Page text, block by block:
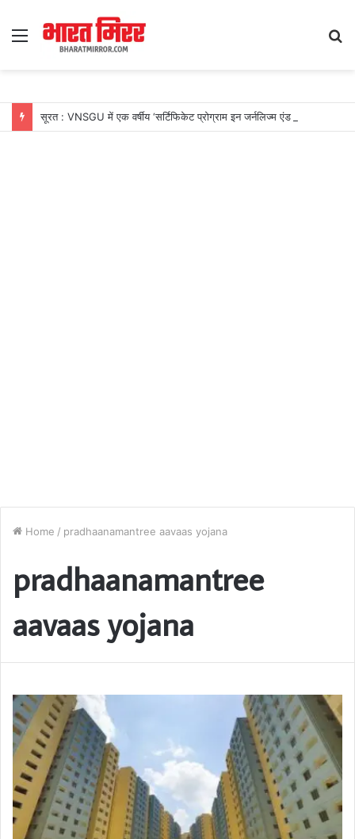
Menu
Home / pradhaanamantree aavaas yojana
pradhaanamantree
aavaas yojana